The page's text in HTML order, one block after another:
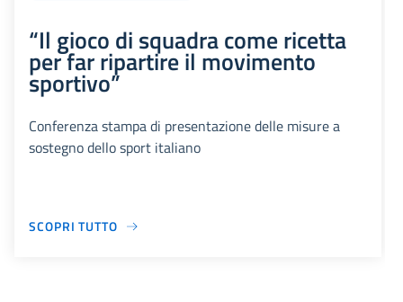
“Il gioco di squadra come ricetta
per far ripartire il movimento
sportivo”
Conferenza stampa di presentazione delle misure a
sostegno dello sport italiano
SCOPRI TUTTO